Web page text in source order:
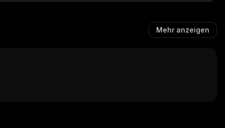
Mehr anzeigen